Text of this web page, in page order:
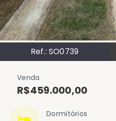
Ref.: SO0739
Venda
R$459.000,00
Dormitórios